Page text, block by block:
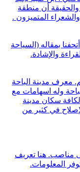
أن منطقة
والشعراء المتميزون .
بمقاله (السياحة
والإشادة.
معرف مدينة الباحة
وله اسهامات مع
سكان مدينة
في كثير من
مناصب. هنا تعريف
المعلومات.